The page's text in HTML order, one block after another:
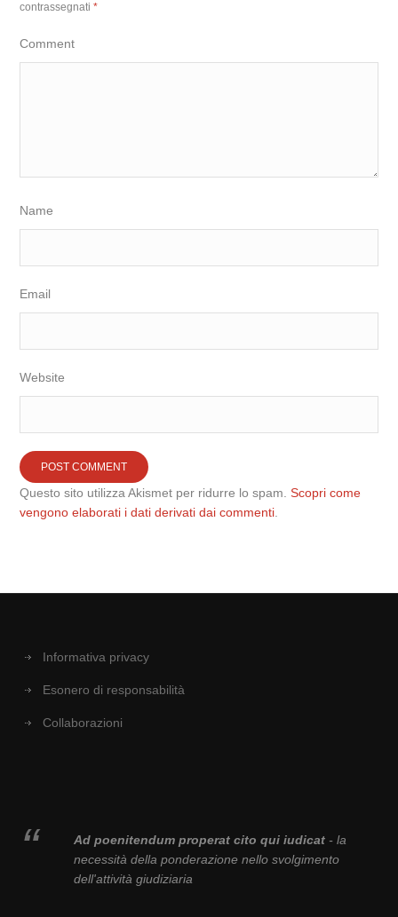
contrassegnati*
Comment
Name
Email
Website
Questo sito utilizza Akismet per ridurre lo spam.Scopri come
vengono elaborati i dati derivati dai commenti
Informativa privacy
Esonero di responsabilità
Collaborazioni
Ad poenitendum properat cito qui iudicat- la
necessità della ponderazione nello svolgimento
dell'attività giudiziaria